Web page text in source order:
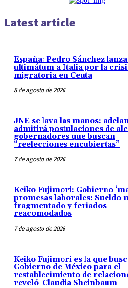
Latest article
España: Pedro Sánchez
ultimátum a Italia por la
migratoria en Ceuta
8 de agosto de 2026
JNE se lava las manos:
admitirá postulaciones de
gobernadores que buscan
“reelecciones encubiertas”
7 de agosto de 2026
Keiko Fujimori: Gobierno
promesas laborales: Sueldo
fragmentado y feriados
reacomodados
7 de agosto de 2026
Keiko Fujimori es la que
Gobierno de México para el
restablecimiento de
reveló Claudia Sheinbaum